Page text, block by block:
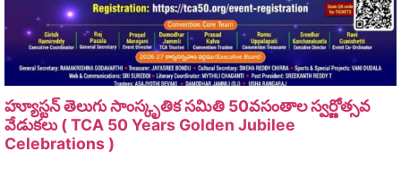
హ్యూస్టన్ తెలుగు సాంస్కృతిక సమితి 50వసంతాల స్వర్ణోత్సవ
వేడుకలు ( TCA 50 Years Golden Jubilee
Celebrations )